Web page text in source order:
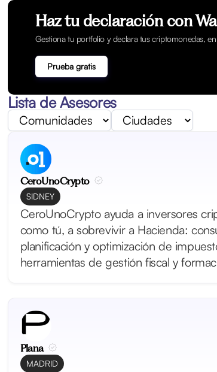
Haz tu declaración con
Gestiona tu portfolio y declara tus criptomonedas,
Prueba gratis
Lista de Asesores
CeroUnoCrypto
SIDNEY
CeroUnoCrypto ayuda a inversores
como tú, a sobrevivir a Hacienda:
planificación y optimización de
herramientas de gestión fiscal y
Plana
MADRID